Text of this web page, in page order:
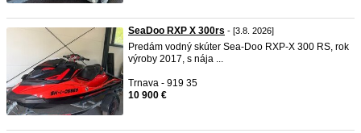
SeaDoo RXP X 300rs - [3.8. 2026]
Predám vodný skúter Sea-Doo RXP-X 300 RS, rok
výroby 2017, s nája ...
Trnava - 919 35
10 900 €